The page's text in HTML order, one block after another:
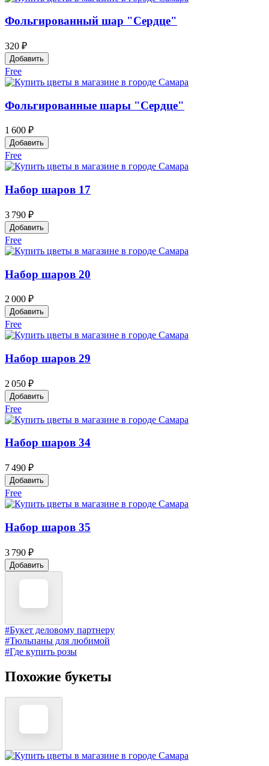
Фольгированный шар "Сердце"
320 ₽
Добавить
Free
Фольгированные шары "Сердце"
1 600 ₽
Добавить
Free
Набор шаров 17
3 790 ₽
Добавить
Free
Набор шаров 20
2 000 ₽
Добавить
Free
Набор шаров 29
2 050 ₽
Добавить
Free
Набор шаров 34
7 490 ₽
Добавить
Free
Набор шаров 35
3 790 ₽
Добавить
#Букет деловому партнеру
#Тюльпаны для любимой
#Где купить розы
Похожие букеты